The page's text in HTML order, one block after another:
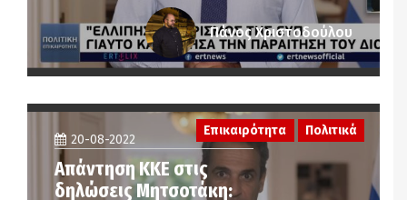
Πάνος Χριστοδούλου
20-08-2022
Απάντηση ΚΚΕ στις
δηλώσεις Μητσοτάκη:
Επικαιρότητα Πολιτικά